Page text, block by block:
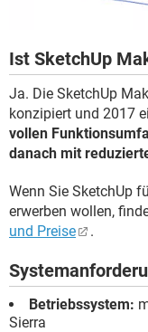
Ist SketchUp
Ja. Die SketchUp
konzipiert und 2017
vollen
danach mit
Wenn Sie SketchUp
erwerben wollen,
und Preise
.
Betriebssystem:
Sierra